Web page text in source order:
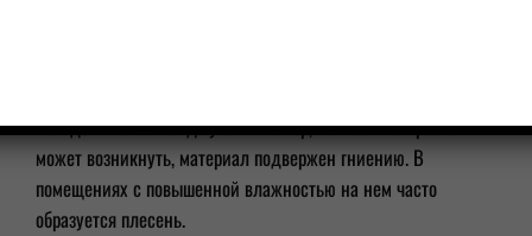
Чем дольше сохнет джутовый ковёр, тем больше проблем
может возникнуть, материал подвержен гниению. В
помещениях с повышенной влажностью на нем часто
образуется плесень.